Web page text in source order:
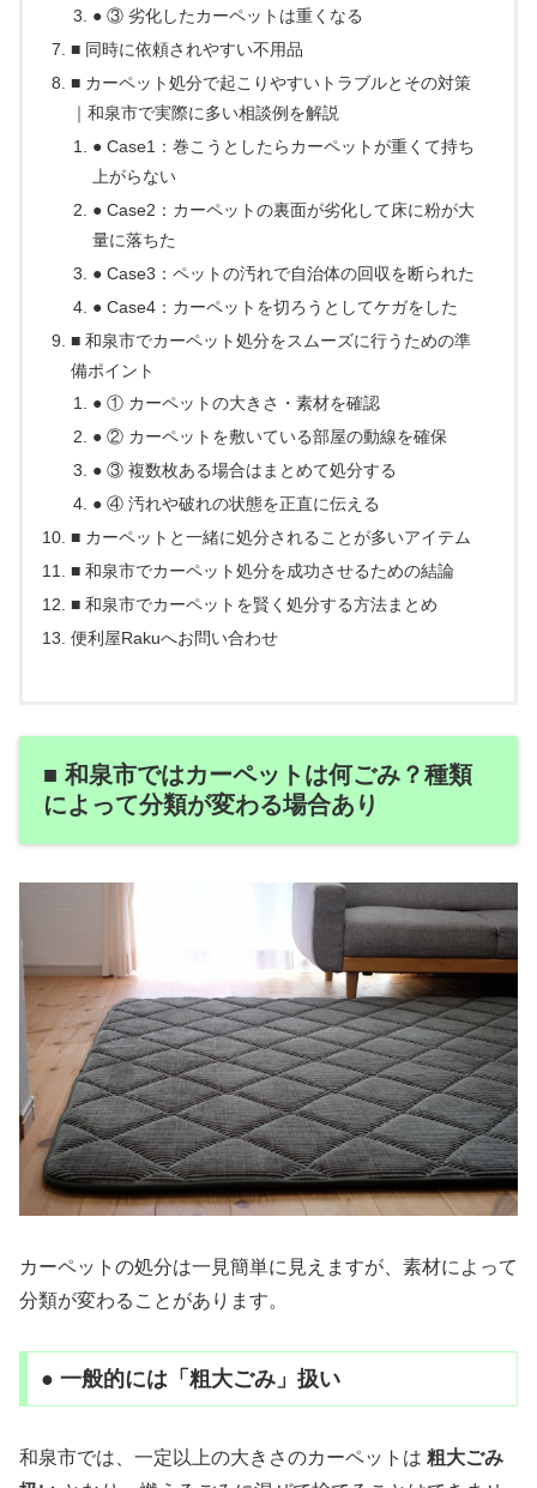
● ③ 劣化したカーペットは重くなる
■ 同時に依頼されやすい不用品
■ カーペット処分で起こりやすいトラブルとその対策
｜和泉市で実際に多い相談例を解説
● Case1：巻こうとしたらカーペットが重くて持ち
上がらない
● Case2：カーペットの裏面が劣化して床に粉が大
量に落ちた
● Case3：ペットの汚れで自治体の回収を断られた
● Case4：カーペットを切ろうとしてケガをした
■ 和泉市でカーペット処分をスムーズに行うための準
備ポイント
● ① カーペットの大きさ・素材を確認
● ② カーペットを敷いている部屋の動線を確保
● ③ 複数枚ある場合はまとめて処分する
● ④ 汚れや破れの状態を正直に伝える
■ カーペットと一緒に処分されることが多いアイテム
■ 和泉市でカーペット処分を成功させるための結論
■ 和泉市でカーペットを賢く処分する方法まとめ
便利屋Rakuへお問い合わせ
■ 和泉市ではカーペットは何ごみ？種類
によって分類が変わる場合あり
カーペットの処分は一見簡単に見えますが、素材によって
分類が変わることがあります。
● 一般的には「粗大ごみ」扱い
和泉市では、一定以上の大きさのカーペットは 粗大ごみ